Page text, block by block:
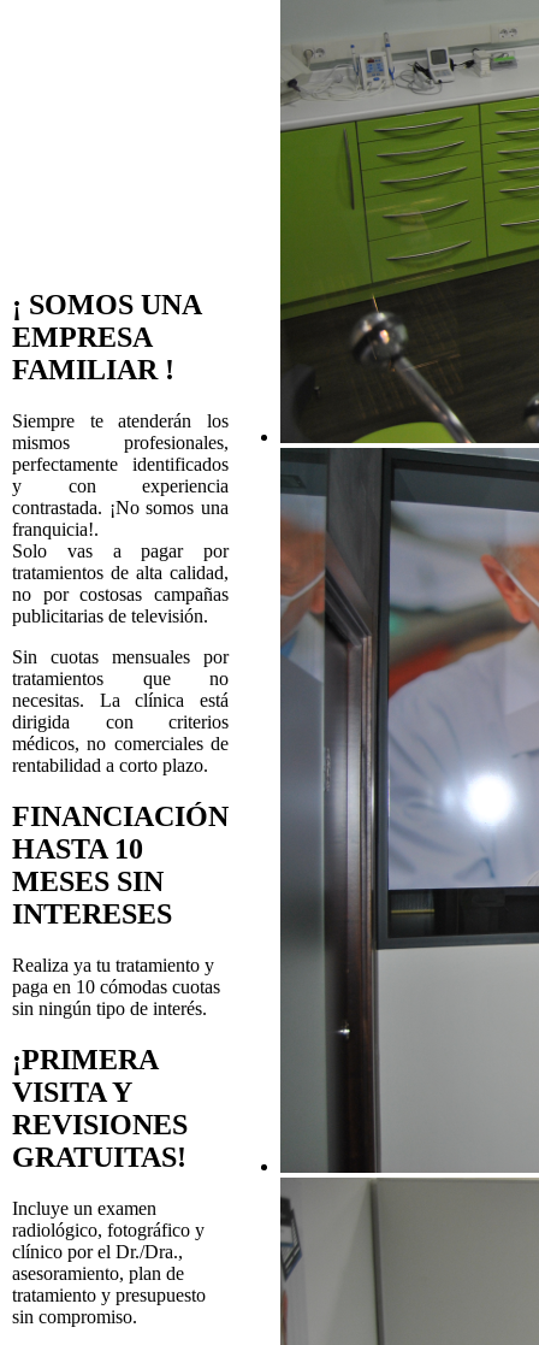
¡ SOMOS UNA
EMPRESA
FAMILIAR !
Siempre te atenderán los
mismos profesionales,
perfectamente identificados
y con experiencia
contrastada. ¡No somos una
franquicia!.
Solo vas a pagar por
tratamientos de alta calidad,
no por costosas campañas
publicitarias de televisión.
Sin cuotas mensuales por
tratamientos que no
necesitas. La clínica está
dirigida con criterios
médicos, no comerciales de
rentabilidad a corto plazo.
FINANCIACIÓN
HASTA 10
MESES SIN
INTERESES
Realiza ya tu tratamiento y
paga en 10 cómodas cuotas
sin ningún tipo de interés.
¡PRIMERA
VISITA Y
REVISIONES
GRATUITAS!
Incluye un examen
radiológico, fotográfico y
clínico por el Dr./Dra.,
asesoramiento, plan de
tratamiento y presupuesto
sin compromiso.